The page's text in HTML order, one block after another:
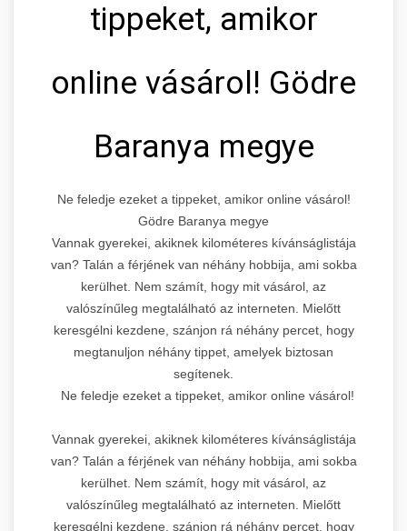
tippeket, amikor
online vásárol! Gödre
Baranya megye
Ne feledje ezeket a tippeket, amikor online vásárol!
Gödre Baranya megye
Vannak gyerekei, akiknek kilométeres kívánságlistája
van? Talán a férjének van néhány hobbija, ami sokba
kerülhet. Nem számít, hogy mit vásárol, az
valószínűleg megtalálható az interneten. Mielőtt
keresgélni kezdene, szánjon rá néhány percet, hogy
megtanuljon néhány tippet, amelyek biztosan
segítenek.
Ne feledje ezeket a tippeket, amikor online vásárol!
Vannak gyerekei, akiknek kilométeres kívánságlistája
van? Talán a férjének van néhány hobbija, ami sokba
kerülhet. Nem számít, hogy mit vásárol, az
valószínűleg megtalálható az interneten. Mielőtt
keresgélni kezdene, szánjon rá néhány percet, hogy